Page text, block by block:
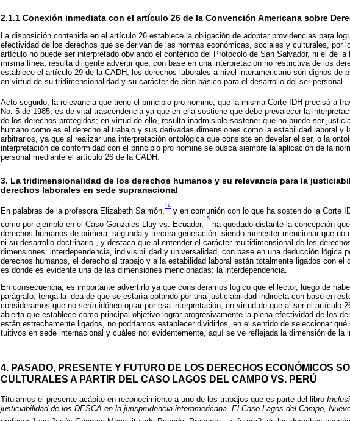
2.1.1 Conexión inmediata con el artículo 26 de la Convención Americana sobre
La disposición contenida en el artículo 26 establece la obligación de adoptar providencias para
efectividad de los derechos que se derivan de las normas económicas, sociales y culturales, por
artículo no puede ser interpretado obviando el contenido del Protocolo de San Salvador, ni el de
misma línea, resulta diligente advertir que, con base en una interpretación no restrictiva de los
establece el artículo 29 de la CADH, los derechos laborales a nivel interamericano son dignos de
en virtud de su tridimensionalidad y su carácter de bien básico para el desarrollo del ser personal.
Acto seguido, la relevancia que tiene el principio pro homine, que la misma Corte IDH precisó a
No. 5 de 1985, es de vital trascendencia ya que en ella sostiene que debe prevalecer la
de los derechos protegidos; en virtud de ello, resulta inadmisible sostener que no puede ser
humano como es el derecho al trabajo y sus derivadas dimensiones como la estabilidad laboral y
arbitrarios, ya que al realizar una interpretación ontológica que consiste en develar el ser, o la
interpretación de conformidad con el principio pro homine se busca siempre la aplicación de la
personal mediante el artículo 26 de la CADH.
3. La tridimensionalidad de los derechos humanos y su relevancia para la
derechos laborales en sede supranacional
En palabras de la profesora Elizabeth Salmón,
14
y en comunión con lo que ha sostenido la Corte
como por ejemplo en el Caso Gonzales Lluy vs. Ecuador,
15
ha quedado distante la concepción
derechos humanos de primera, segunda y tercera generación -siendo menester mencionar que
ni su desarrollo doctrinario-, y destaca que al entender el carácter multidimensional de los
dimensiones: interdependencia, indivisibilidad y universalidad, con base en una deducción lógica
derechos humanos, el derecho al trabajo y a la estabilidad laboral están totalmente ligados con el
es donde es evidente una de las dimensiones mencionadas: la interdependencia.
En consecuencia, es importante advertirlo ya que consideramos lógico que el lector, luego de
parágrafo, tenga la idea de que se estaría optando por una justiciabilidad indirecta con base en
consideramos que no sería idóneo optar por esa interpretación, en virtud de que al ser el artículo
abierta que establece como principal objetivo lograr progresivamente la plena efectividad de los
están estrechamente ligados, no podríamos establecer dividirlos, en el sentido de seleccionar qué
tuitivos en sede internacional y cuáles no; evidentemente, aquí se ve reflejada la dimensión de la
4. PASADO, PRESENTE Y FUTURO DE LOS DERECHOS ECONÓMICOS
CULTURALES A PARTIR DEL CASO LAGOS DEL CAMPO VS. PERÚ
Titulamos el presente acápite en reconocimiento a uno de los trabajos que es parte del libro
justiciabilidad de los DESCA en la jurisprudencia interamericana. El Caso Lagos del Campo,